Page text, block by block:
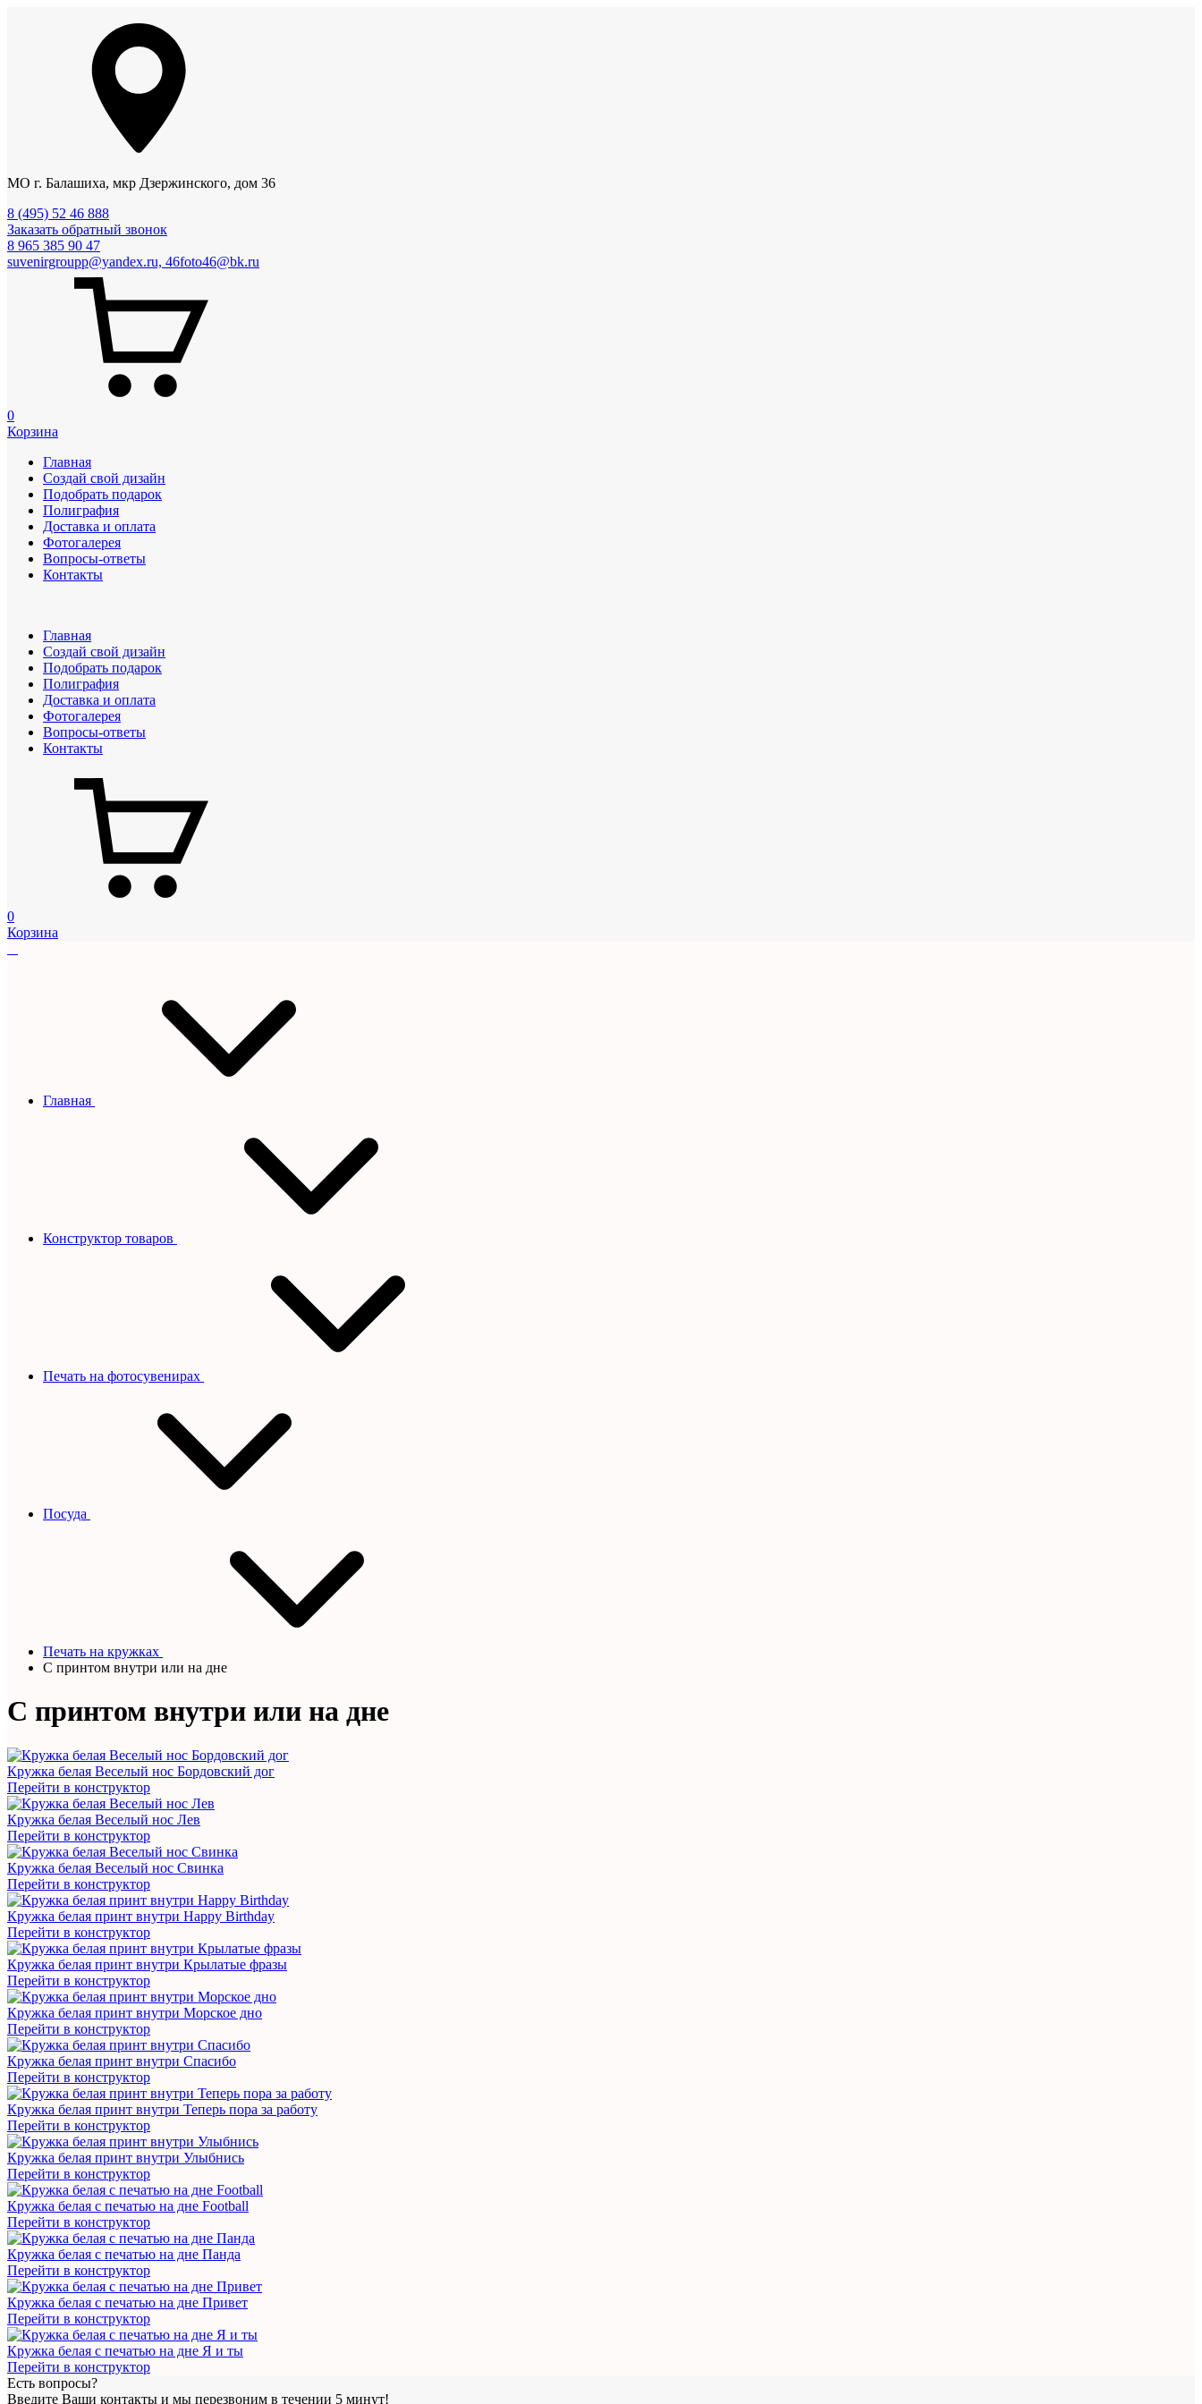
МО г. Балашиха, мкр Дзержинского, дом 36
8 (495) 52 46 888
Заказать обратный звонок
8 965 385 90 47
suvenirgroupp@yandex.ru, 46foto46@bk.ru
0
Корзина
Главная
Создай свой дизайн
Подобрать подарок
Полиграфия
Доставка и оплата
Фотогалерея
Вопросы-ответы
Контакты
Главная
Создай свой дизайн
Подобрать подарок
Полиграфия
Доставка и оплата
Фотогалерея
Вопросы-ответы
Контакты
0
Корзина
Главная
Конструктор товаров
Печать на фотосувенирах
Посуда
Печать на кружках
С принтом внутри или на дне
С принтом внутри или на дне
Кружка белая Веселый нос Бордовский дог
Перейти в конструктор
Кружка белая Веселый нос Лев
Перейти в конструктор
Кружка белая Веселый нос Свинка
Перейти в конструктор
Кружка белая принт внутри Happy Birthday
Перейти в конструктор
Кружка белая принт внутри Крылатые фразы
Перейти в конструктор
Кружка белая принт внутри Морское дно
Перейти в конструктор
Кружка белая принт внутри Спасибо
Перейти в конструктор
Кружка белая принт внутри Теперь пора за работу
Перейти в конструктор
Кружка белая принт внутри Улыбнись
Перейти в конструктор
Кружка белая с печатью на дне Football
Перейти в конструктор
Кружка белая с печатью на дне Панда
Перейти в конструктор
Кружка белая с печатью на дне Привет
Перейти в конструктор
Кружка белая с печатью на дне Я и ты
Перейти в конструктор
Есть вопросы?
Введите Ваши контакты и мы перезвоним в течении 5 минут!